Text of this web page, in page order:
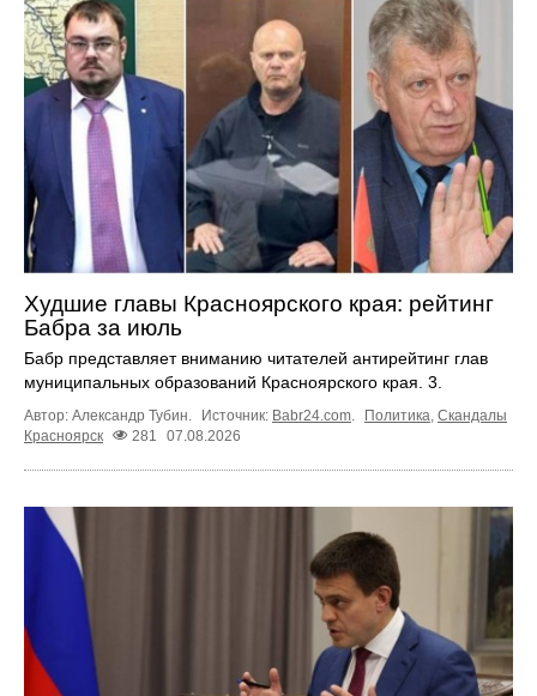
Худшие главы Красноярского края: рейтинг
Бабра за июль
Бабр представляет вниманию читателей антирейтинг глав
муниципальных образований Красноярского края. 3.
Автор: Александр Тубин. Источник: Babr24.com. Политика, Скандалы
Красноярск
281 07.08.2026